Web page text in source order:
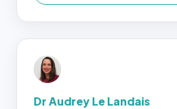
Dr Audrey Le Landais